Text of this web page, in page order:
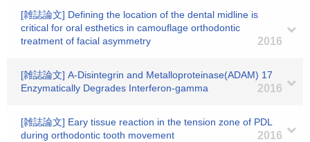
[雑誌論文] Defining the location of the dental midline is
critical for oral esthetics in camouflage orthodontic
treatment of facial asymmetry
2016
[雑誌論文] A-Disintegrin and Metalloproteinase(ADAM) 17
Enzymatically Degrades Interferon-gamma
2016
[雑誌論文] Eary tissue reaction in the tension zone of PDL
during orthodontic tooth movement
2016